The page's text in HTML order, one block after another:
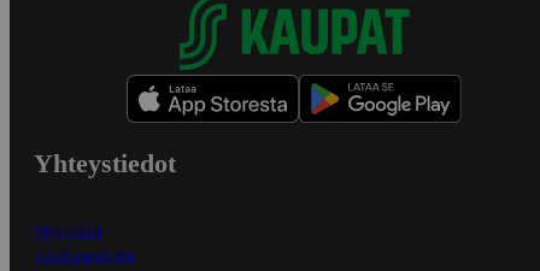
Yhteystiedot
Myymälät
Asiakaspalvelu